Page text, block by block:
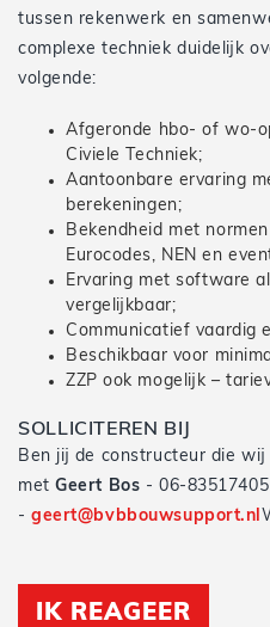
tussen rekenwerk en
complexe techniek duidelijk
volgende:
Afgeronde hbo- of wo-
Civiele Techniek;
Aantoonbare ervaring
berekeningen;
Bekendheid met
Eurocodes, NEN en
Ervaring met software
vergelijkbaar;
Communicatief vaardig
Beschikbaar voor
ZZP ook mogelijk –
SOLLICITEREN BIJ
Ben jij de constructeur die wij
metGeert Bos - 06-83517405
-geert@bvbbouwsupport.nl
IK REAGEER